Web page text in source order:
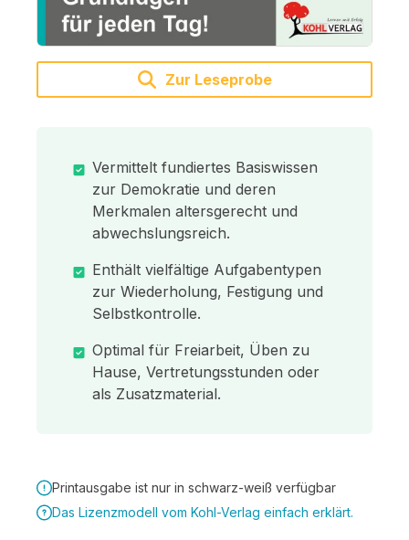
Zur Leseprobe
Vermittelt fundiertes Basiswissen
zur Demokratie und deren
Merkmalen altersgerecht und
abwechslungsreich.
Enthält vielfältige Aufgabentypen
zur Wiederholung, Festigung und
Selbstkontrolle.
Optimal für Freiarbeit, Üben zu
Hause, Vertretungsstunden oder
als Zusatzmaterial.
Printausgabe ist nur in schwarz-weiß verfügbar
Das Lizenzmodell vom Kohl-Verlag einfach erklärt.